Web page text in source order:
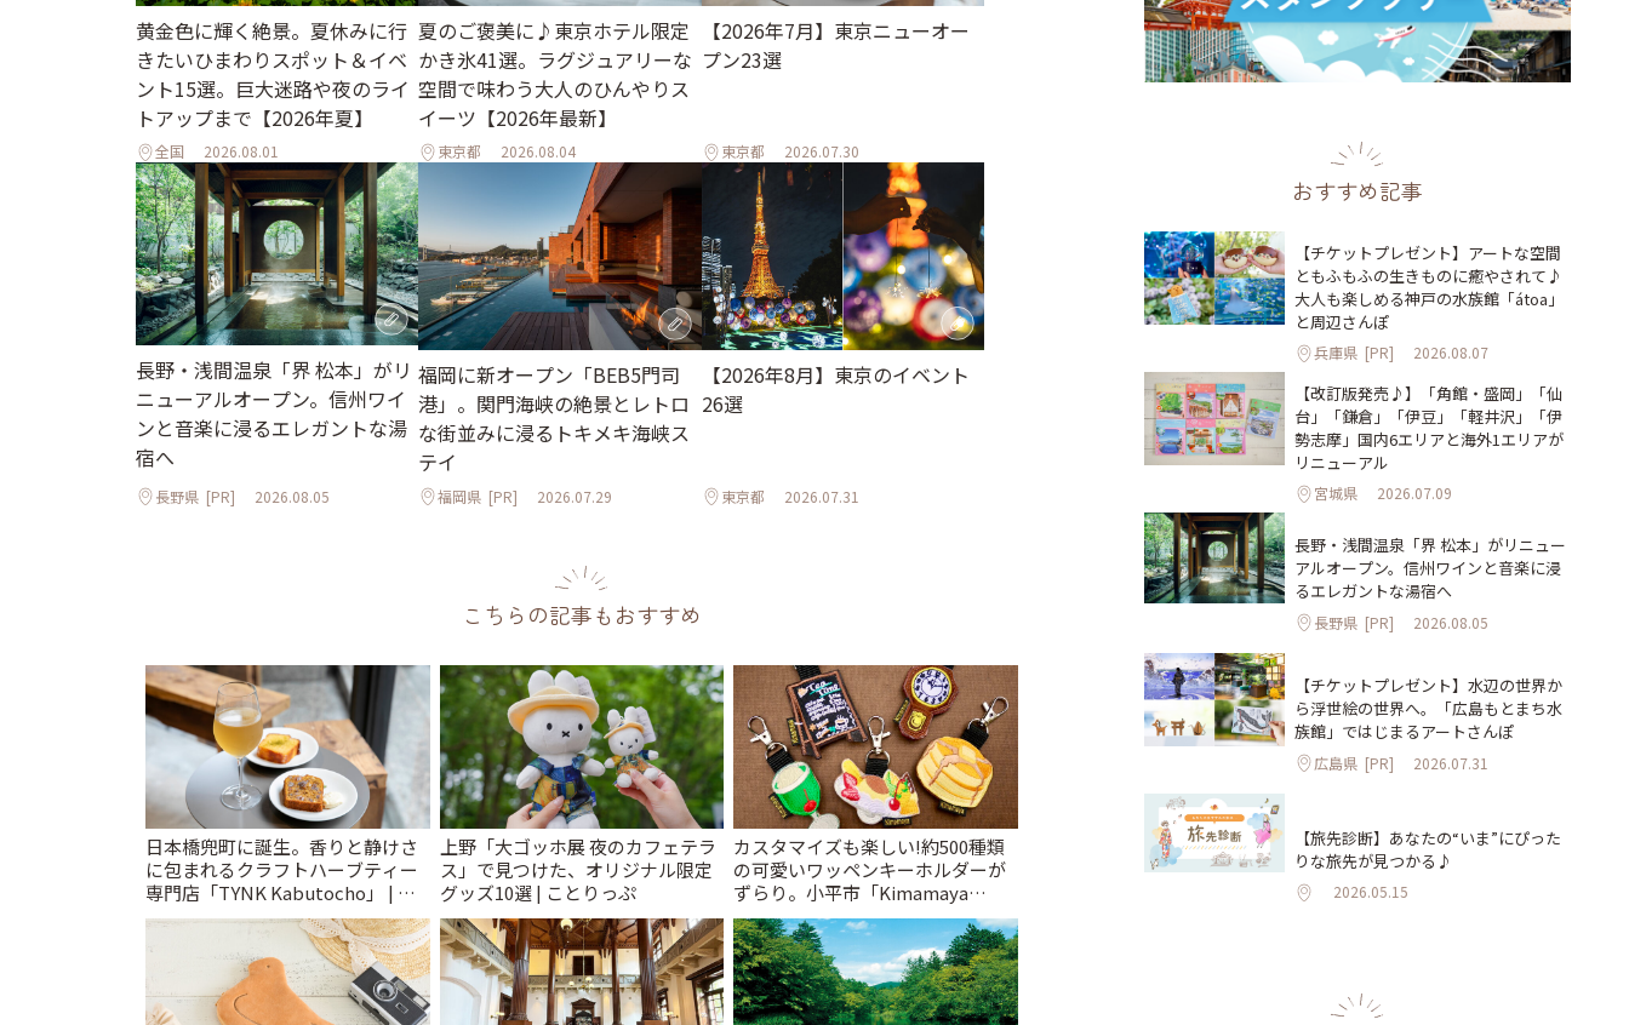
黄金色に輝く絶景。夏休みに行
きたいひまわりスポット＆イベ
ント15選。巨大迷路や夜のライ
トアップまで【2026年夏】
全国 2026.08.01
夏のご褒美に♪東京ホテル限定
かき氷41選。ラグジュアリーな
空間で味わう大人のひんやりス
イーツ【2026年最新】
東京都 2026.08.04
【2026年7月】東京ニューオー
プン23選
東京都 2026.07.30
長野・浅間温泉「界 松本」がリ
ニューアルオープン。信州ワイ
ンと音楽に浸るエレガントな湯
宿へ
長野県 [PR] 2026.08.05
福岡に新オープン「BEB5門司
港」。関門海峡の絶景とレトロ
な街並みに浸るトキメキ海峡ス
テイ
福岡県 [PR] 2026.07.29
【2026年8月】東京のイベント
26選
東京都 2026.07.31
こちらの記事もおすすめ
日本橋兜町に誕生。香りと静けさ
に包まれるクラフトハーブティー
専門店「TYNK Kabutocho」 | こ
とりっぷ
上野「大ゴッホ展 夜のカフェテラ
ス」で見つけた、オリジナル限定
グッズ10選 | ことりっぷ
カスタマイズも楽しい!約500種類
の可愛いワッペンキーホルダーが
ずらり。小平市「Kimamaya
T&K」 | ことりっぷ
おすすめ記事
【チケットプレゼント】アートな空間
ともふもふの生きものに癒やされて♪
大人も楽しめる神戸の水族館「átoa」
と周辺さんぽ
兵庫県 [PR] 2026.08.07
【改訂版発売♪】「角館・盛岡」「仙
台」「鎌倉」「伊豆」「軽井沢」「伊
勢志摩」国内6エリアと海外1エリアが
リニューアル
宮城県 2026.07.09
長野・浅間温泉「界 松本」がリニュー
アルオープン。信州ワインと音楽に浸
るエレガントな湯宿へ
長野県 [PR] 2026.08.05
【チケットプレゼント】水辺の世界か
ら浮世絵の世界へ。「広島もとまち水
族館」ではじまるアートさんぽ
広島県 [PR] 2026.07.31
【旅先診断】あなたの“いま”にぴった
りな旅先が見つかる♪
2026.05.15